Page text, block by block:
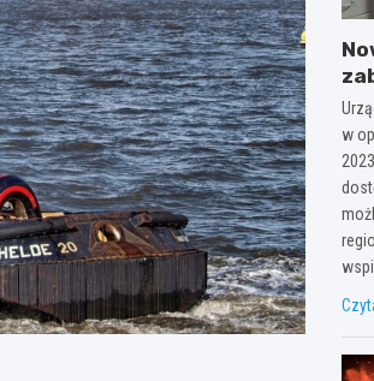
w